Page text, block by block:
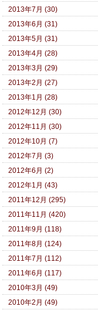
2013年7月 (30)
2013年6月 (31)
2013年5月 (31)
2013年4月 (28)
2013年3月 (29)
2013年2月 (27)
2013年1月 (28)
2012年12月 (30)
2012年11月 (30)
2012年10月 (7)
2012年7月 (3)
2012年6月 (2)
2012年1月 (43)
2011年12月 (295)
2011年11月 (420)
2011年9月 (118)
2011年8月 (124)
2011年7月 (112)
2011年6月 (117)
2010年3月 (49)
2010年2月 (49)